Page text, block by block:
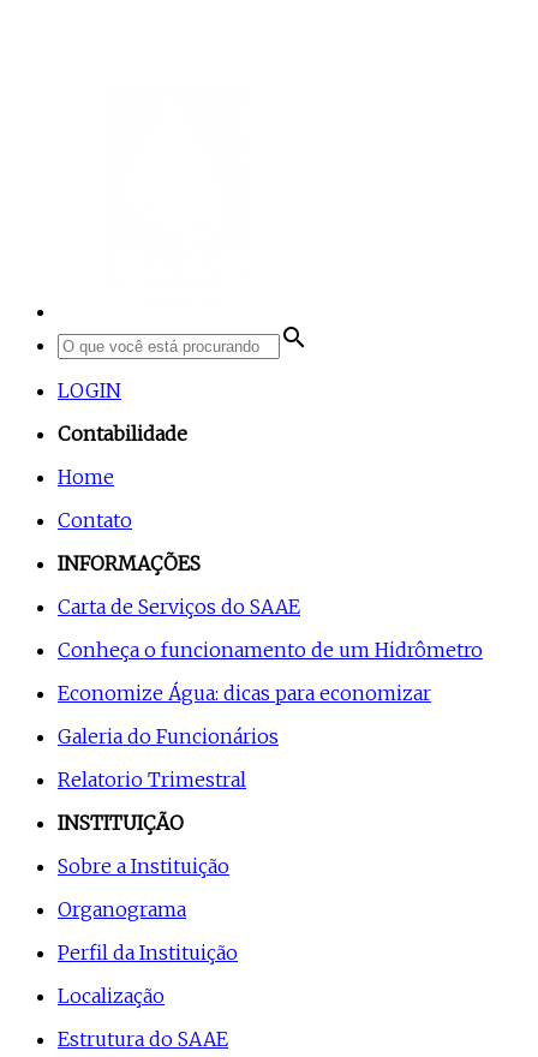
search
LOGIN
Contabilidade
Home
Contato
INFORMAÇÕES
Carta de Serviços do SAAE
Conheça o funcionamento de um Hidrômetro
Economize Água: dicas para economizar
Galeria do Funcionários
Relatorio Trimestral
INSTITUIÇÃO
Sobre a Instituição
Organograma
Perfil da Instituição
Localização
Estrutura do SAAE